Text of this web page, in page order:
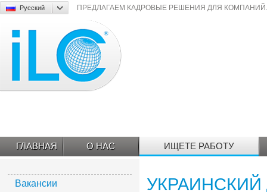
Русский ПРЕДЛАГАЕМ КАДРОВЫЕ РЕШЕНИЯ ДЛЯ
ГЛАВНАЯ О НАС ИЩЕТЕ РАБОТУ
Вакансии